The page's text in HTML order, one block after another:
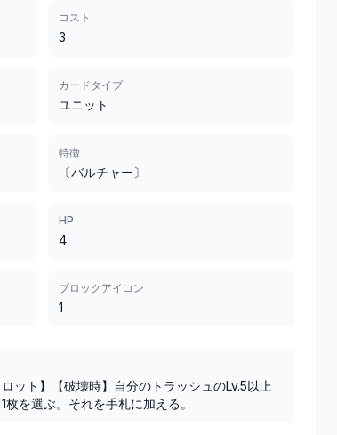
コスト
3
カードタイプ
ユニット
特徴
〔バルチャー〕
HP
4
ブロックアイコン
1
ット】【破壊時】自分のトラッシュのLv.5以上
を選ぶ。それを手札に加える。